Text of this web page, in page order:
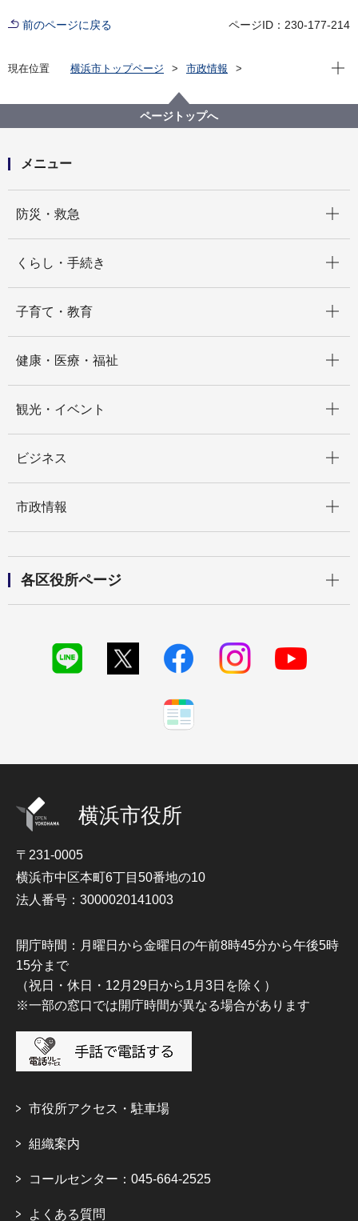
前のページに戻る ページID：230-177-214
現在位置 横浜市トップページ
市政情報
I・TOP横浜の取組の一環として、自動運転サービスに
関する実証実験をみなとみらい21地区・関内地区にて
現在
ページトップへ
メニュー
防災・救急
くらし・手続き
子育て・教育
健康・医療・福祉
観光・イベント
ビジネス
市政情報
各区役所ページ
横浜市役所
〒231-0005
横浜市中区本町6丁目50番地の10
法人番号：3000020141003
開庁時間：月曜日から金曜日の午前8時45分から午後5時
15分まで
（祝日・休日・12月29日から1月3日を除く）
※一部の窓口では開庁時間が異なる場合があります
市役所アクセス・駐車場
組織案内
コールセンター：045-664-2525
よくある質問